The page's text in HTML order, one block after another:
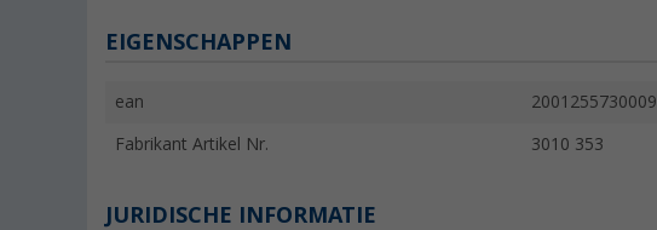
EIGENSCHAPPEN
ean 2001255730009
Fabrikant Artikel Nr. 3010 353
JURIDISCHE INFORMATIE